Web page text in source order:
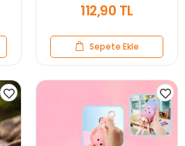
112,90 TL
Sepete Ekle